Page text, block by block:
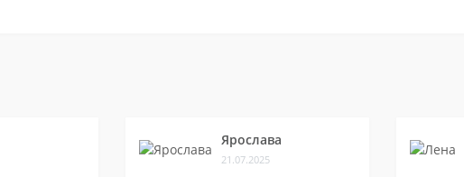
Ярослава
21.07.2025